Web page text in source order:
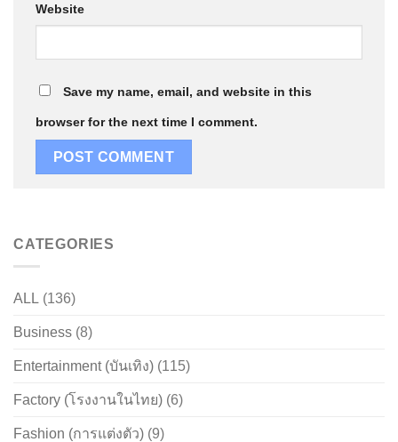
Website
Save my name, email, and website in this
browser for the next time I comment.
CATEGORIES
ALL (136)
Business (8)
Entertainment (บันเทิง) (115)
Factory (โรงงานในไทย) (6)
Fashion (การแต่งตัว) (9)